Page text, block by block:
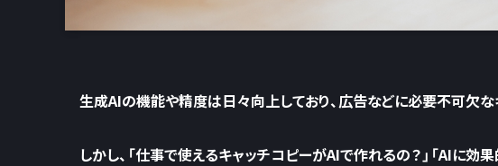
生成AIの機能や精度は日々向上しており、広告などに必要不可欠な
しかし、 「仕事で使えるキャッチコピーがAIで作れるの？」「AIに効